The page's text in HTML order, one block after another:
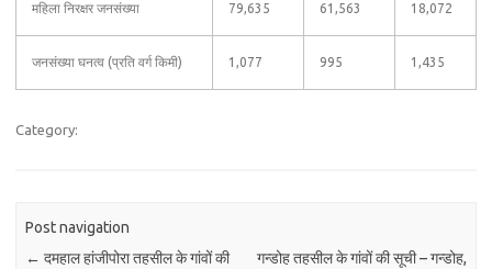
महिला निरक्षर जनसंख्या 79,635 61,563 18,072
जनसंख्या घनत्व (प्रति वर्ग किमी) 1,077 995 1,435
Category:
Post navigation
← दमहाल हांजीपोरा तहसील के गांवों की
गन्डोह तहसील के गांवों की सूची – गन्डोह,